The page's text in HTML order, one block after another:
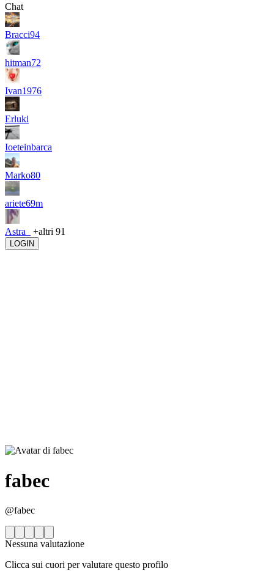
Chat
Bracci94
hitman72
Ivan1976
Erluki
Ioeteinbarca
Marko80
ariete69m
Astra_ +altri 91
LOGIN
fabec
@fabec
Nessuna valutazione
Clicca sui cuori per valutare questo profilo